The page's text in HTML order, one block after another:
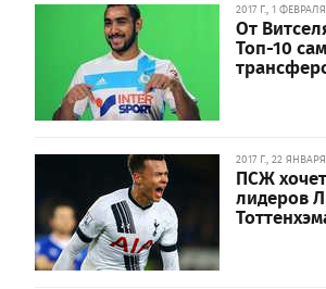
2017 Г., 1
От
Топ-10
2017 Г., 22
ПСЖ
лидеров